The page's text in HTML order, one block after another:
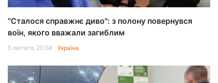
"Сталося справжнє диво": з полону повернувся
воїн, якого вважали загиблим
5 лютого, 20:58 Україна